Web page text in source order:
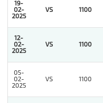
19-
02-
2025
VS 1100
12-
02-
2025
VS 1100
05-
02-
2025
VS 1100